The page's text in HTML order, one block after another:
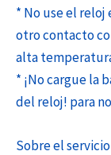
* No use el reloj
otro contacto
alta
* ¡No cargue la
del reloj! para
Sobre el